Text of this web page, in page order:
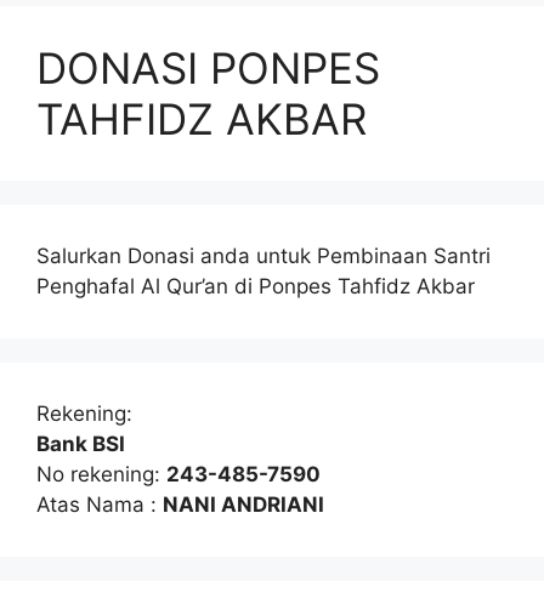
DONASI PONPES
TAHFIDZ AKBAR
Salurkan Donasi anda untuk Pembinaan Santri
Penghafal Al Qur’an di Ponpes Tahfidz Akbar
Rekening:
Bank BSI
No rekening: 243-485-7590
Atas Nama : NANI ANDRIANI